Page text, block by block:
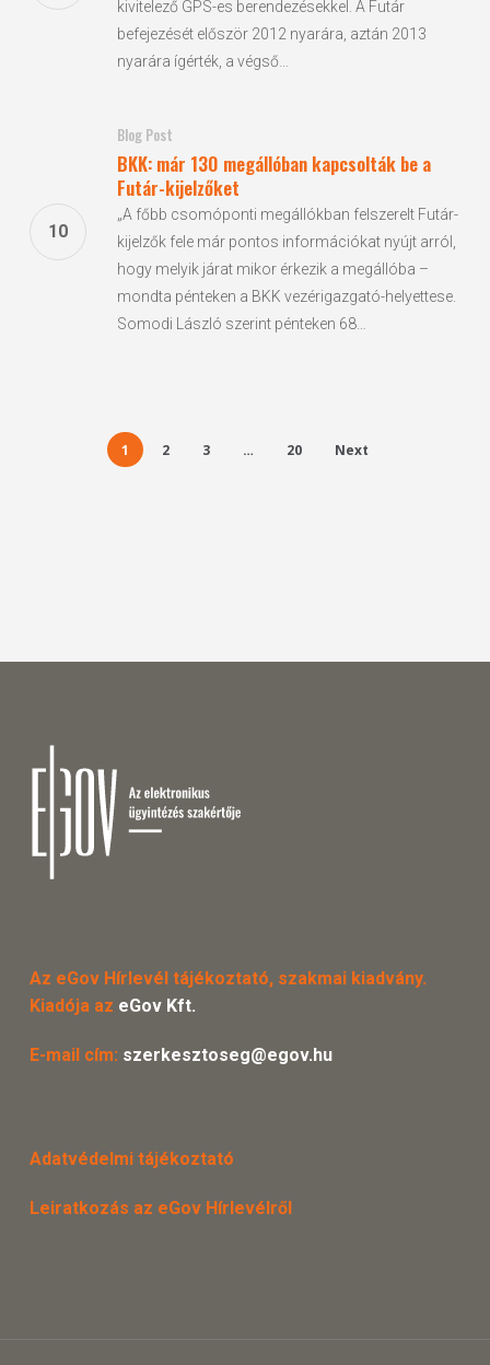
kivitelező GPS-es berendezésekkel. A Futár
befejezését először 2012 nyarára, aztán 2013
nyarára ígérték, a végső…
BKK: már 130 megállóban kapcsolták be a
Futár-kijelzőket
Blog Post
„A főbb csomóponti megállókban felszerelt Futár-
kijelzők fele már pontos információkat nyújt arról,
hogy melyik járat mikor érkezik a megállóba –
mondta pénteken a BKK vezérigazgató-helyettese.
Somodi László szerint pénteken 68…
1 2 3 … 20 Next
Az eGov Hírlevél tájékoztató, szakmai kiadvány.
Kiadója az eGov Kft.
E-mail cím: szerkesztoseg@egov.hu
Adatvédelmi tájékoztató
Leiratkozás az eGov Hírlevélről